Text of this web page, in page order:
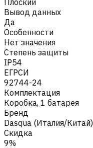
Вывод данных
Да
Особенности
Нет значения
Степень защиты
IP54
ЕГРСИ
92744-24
Комплектация
Коробка, 1 батарея
Бренд
Dasqua (Италия/Китай)
Скидка
9%